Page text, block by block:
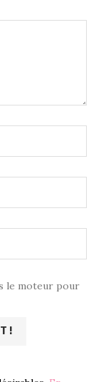
le moteur pour